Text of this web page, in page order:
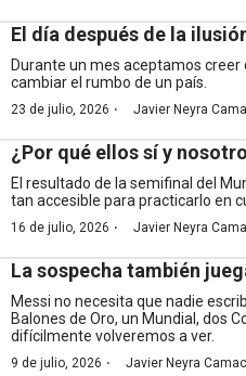
El día después de la
Durante un mes aceptamos
cambiar el rumbo de un país.
23 de julio, 2026 · Javier Neyra
¿Por qué ellos sí y
El resultado de la semifinal del
tan accesible para practicarlo en
16 de julio, 2026 · Javier Neyra
La sospecha también
Messi no necesita que nadie
Balones de Oro, un Mundial, dos
difícilmente volveremos a ver.
9 de julio, 2026 · Javier Neyra